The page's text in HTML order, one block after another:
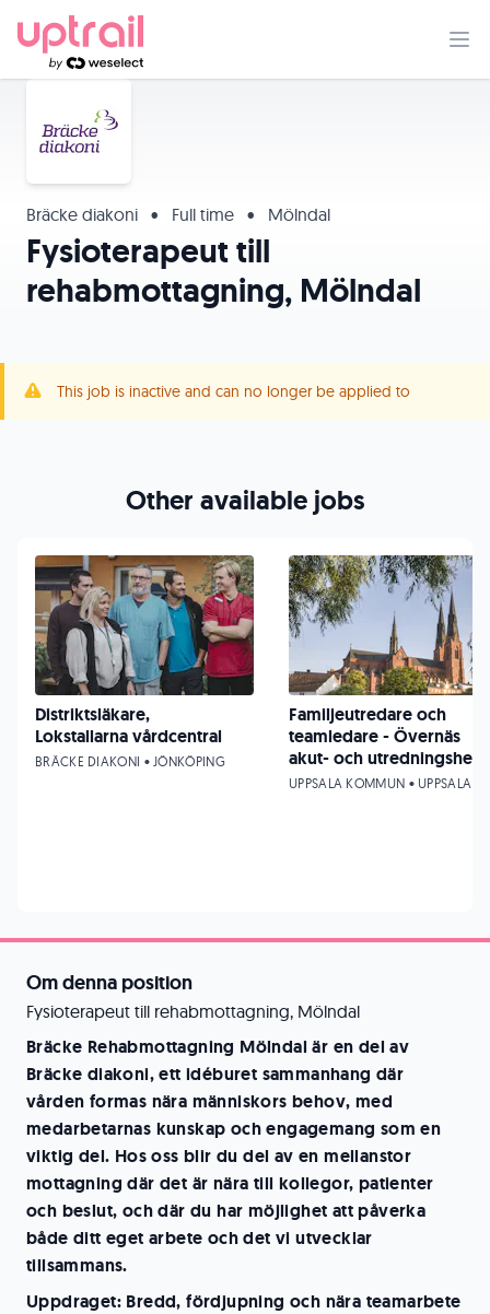
Bräcke diakoni • Full time • Mölndal
Fysioterapeut till
rehabmottagning, Mölndal
This job is inactive and can no longer be applied to
Om denna position
Fysioterapeut till rehabmottagning, Mölndal
Bräcke Rehabmottagning Mölndal är en del av
Bräcke diakoni, ett idéburet sammanhang där
vården formas nära människors behov, med
medarbetarnas kunskap och engagemang som en
viktig del. Hos oss blir du del av en mellanstor
mottagning där det är nära till kollegor, patienter
och beslut, och där du har möjlighet att påverka
både ditt eget arbete och det vi utvecklar
tillsammans.
Uppdraget: Bredd, fördjupning och nära teamarbete
Other available jobs
Distriktsläkare,
Lokstallarna vårdcentral
BRÄCKE DIAKONI • JÖNKÖPING
Familjeutredare och
teamledare - Övernäs
akut- och utredningshem
UPPSALA KOMMUN • UPPSALA